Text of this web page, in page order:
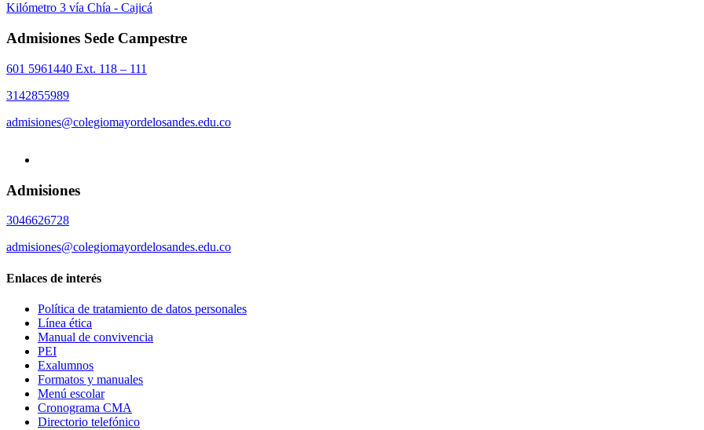
Kilómetro 3 vía Chía - Cajicá
Admisiones Sede Campestre
601 5961440 Ext. 118 – 111
3142855989
admisiones@colegiomayordelosandes.edu.co
Admisiones
3046626728
admisiones@colegiomayordelosandes.edu.co
Enlaces de interés
Política de tratamiento de datos personales
Línea ética
Manual de convivencia
PEI
Exalumnos
Formatos y manuales
Menú escolar
Cronograma CMA
Directorio telefónico